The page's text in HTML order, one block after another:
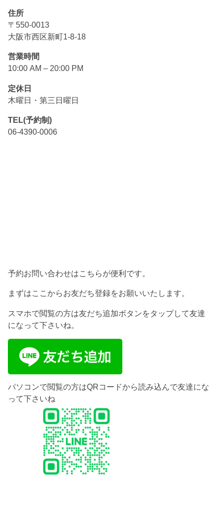
住所
〒550-0013
大阪市西区新町1-8-18
営業時間
10:00 AM – 20:00 PM
定休日
木曜日・第三日曜日
TEL(予約制)
06-4390-0006
予約お問い合わせはこちらが便利です。
まずはここからお友だち登録をお願いいたします。
スマホで閲覧の方は友だち追加ボタンをタップして友達
になって下さいね。
パソコンで閲覧の方はQRコードから読み込んで友達にな
って下さいね